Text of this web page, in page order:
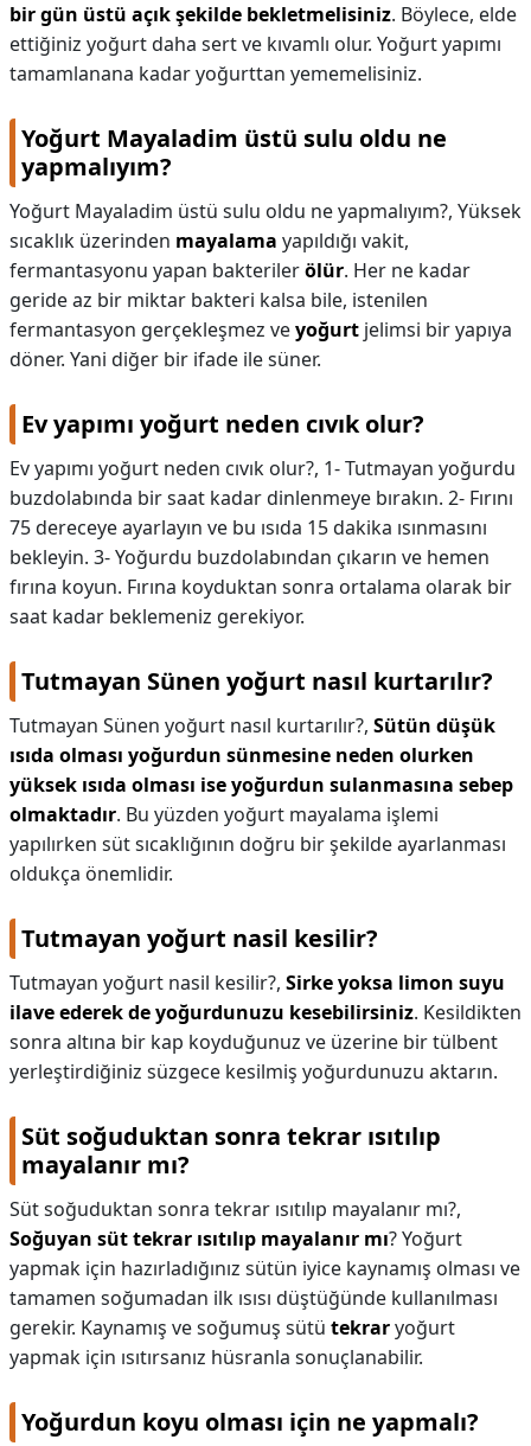
bir gün üstü açık şekilde bekletmelisiniz. Böylece, elde
ettiğiniz yoğurt daha sert ve kıvamlı olur. Yoğurt yapımı
tamamlanana kadar yoğurttan yememelisiniz.
Yoğurt Mayaladim üstü sulu oldu ne
yapmalıyım?
Yoğurt Mayaladim üstü sulu oldu ne yapmalıyım?, Yüksek
sıcaklık üzerinden mayalama yapıldığı vakit,
fermantasyonu yapan bakterilerölür. Her ne kadar
geride az bir miktar bakteri kalsa bile, istenilen
fermantasyon gerçekleşmez veyoğurt jelimsi bir yapıya
döner. Yani diğer bir ifade ile süner.
Ev yapımı yoğurt neden cıvık olur?
Ev yapımı yoğurt neden cıvık olur?, 1- Tutmayan yoğurdu
buzdolabında bir saat kadar dinlenmeye bırakın. 2- Fırını
75 dereceye ayarlayın ve bu ısıda 15 dakika ısınmasını
bekleyin. 3- Yoğurdu buzdolabından çıkarın ve hemen
fırına koyun. Fırına koyduktan sonra ortalama olarak bir
saat kadar beklemeniz gerekiyor.
Tutmayan Sünen yoğurt nasıl kurtarılır?
Tutmayan Sünen yoğurt nasıl kurtarılır?, Sütün düşük
ısıda olması yoğurdun sünmesine neden olurken
yüksek ısıda olması ise yoğurdun sulanmasına sebep
olmaktadır. Bu yüzden yoğurt mayalama işlemi
yapılırken süt sıcaklığının doğru bir şekilde ayarlanması
oldukça önemlidir.
Tutmayan yoğurt nasil kesilir?
Tutmayan yoğurt nasil kesilir?, Sirke yoksa limon suyu
ilave ederek de yoğurdunuzu kesebilirsiniz. Kesildikten
sonra altına bir kap koyduğunuz ve üzerine bir tülbent
yerleştirdiğiniz süzgece kesilmiş yoğurdunuzu aktarın.
Süt soğuduktan sonra tekrar ısıtılıp
mayalanır mı?
Süt soğuduktan sonra tekrar ısıtılıp mayalanır mı?,
Soğuyan süt tekrar ısıtılıp mayalanır mı? Yoğurt
yapmak için hazırladığınız sütün iyice kaynamış olması ve
tamamen soğumadan ilk ısısı düştüğünde kullanılması
gerekir. Kaynamış ve soğumuş sütü tekraryoğurt
yapmak için ısıtırsanız hüsranla sonuçlanabilir.
Yoğurdun koyu olması için ne yapmalı?